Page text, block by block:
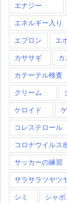
エナジー
エネルギー入り
エプロン エ
カササギ カ
カテーテル検査
クリーム
ケロイド
コレステロール
コロナウイルス
サッカーの練習
サラサラツヤツ
シミ シャ